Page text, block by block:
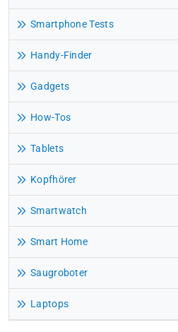
Smartphone Tests
Handy-Finder
Gadgets
How-Tos
Tablets
Kopfhörer
Smartwatch
Smart Home
Saugroboter
Laptops